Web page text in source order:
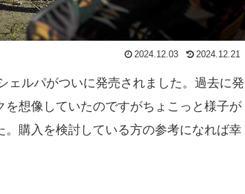
2024.12.03 2024.12.21
ェルパがついに発売されました。過去に発
想像していたのですがちょこっと様子が
購入を検討している方の参考になれば幸